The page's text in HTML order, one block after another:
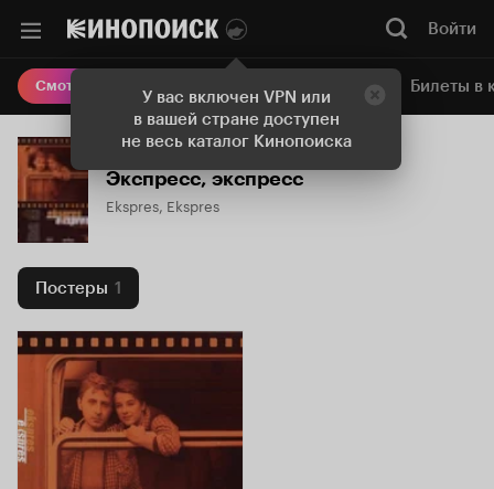
У вас включен VPN или
в вашей стране доступен
не весь каталог Кинопоиска
Войти
Смотреть кино Онлайн-кинотеатр Билеты в
Экспресс, экспресс
Ekspres, Ekspres
Постеры 1